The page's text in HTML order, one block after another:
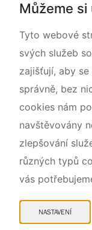
O nás
Můžeme si
Tyto webové
svých služeb
zajišťují, aby
správně, bez
cookies nám
navštěvovány
zlepšování
různých typů
vás
NASTAVENÍ